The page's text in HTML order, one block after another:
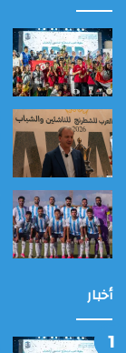
أخبار